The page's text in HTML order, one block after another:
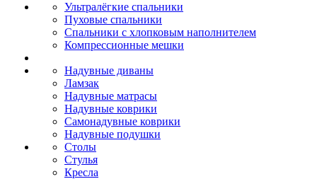
Ультралёгкие спальники
Пуховые спальники
Спальники с хлопковым наполнителем
Компрессионные мешки
Надувные диваны
Ламзак
Надувные матрасы
Надувные коврики
Самонадувные коврики
Надувные подушки
Столы
Стулья
Кресла